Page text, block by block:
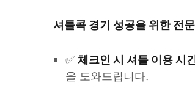
셔틀콕 경기 성공을 위한 전
✅ 체크인 시 셔틀 이용 시
을 도와드립니다.